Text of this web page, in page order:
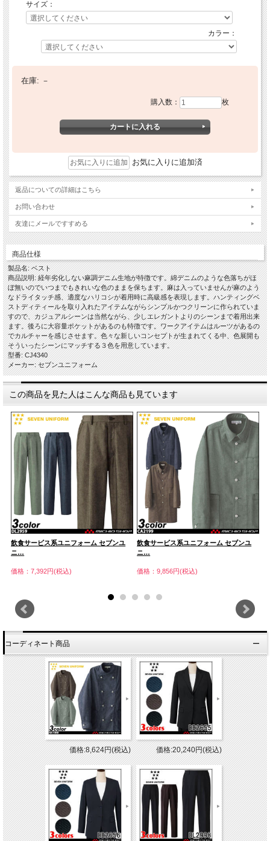
サイズ：
カラー：
在庫: －
購入数： 枚
お気に入りに追加済
返品についての詳細はこちら
お問い合わせ
友達にメールですすめる
商品仕様
製品名: ベスト
商品説明: 経年劣化しない麻調デニム生地が特徴です。綿デニムのような色落ちがほ
ぼ無いのでいつまでもきれいな色のままを保ちます。麻は入っていませんが麻のよう
なドライタッチ感、適度なハリコシが着用時に高級感を表現します。ハンティングベ
ストディティールを取り入れたアイテムながらシンプルかつクリーンに作られていま
すので、カジュアルシーンは当然ながら、少しエレガントよりのシーンまで着用出来
ます。後ろに大容量ポケットがあるのも特徴です。ワークアイテムはルーツがあるの
でカルチャーを感じさせます。色々な新しいコンセプトが生まれてくる中、色展開も
そういったシーンにマッチする３色を用意しています。
型番: CJ4340
メーカー: セブンユニフォーム
この商品を見た人はこんな商品も見ています
飲食サービス系ユニフォーム セブンユ
ニ…
価格：7,392円(税込)
飲食サービス系ユニフォーム セブンユ
ニ…
価格：9,856円(税込)
コーディネート商品
価格:8,624円(税込) 価格:20,240円(税込)